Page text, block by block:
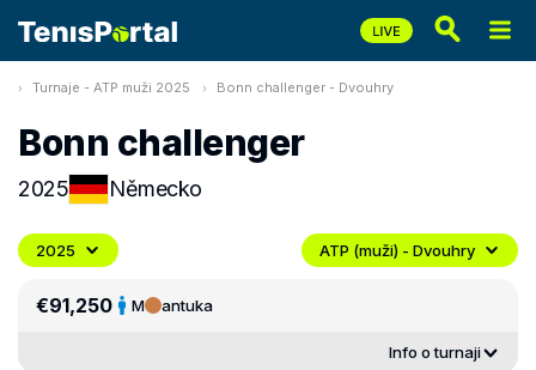
Turnaje - ATP muži 2025 Bonn challenger - Dvouhry
Bonn challenger
2025 Německo
2025 ATP (muži) - Dvouhry
€91,250 M antuka
Info o turnaji